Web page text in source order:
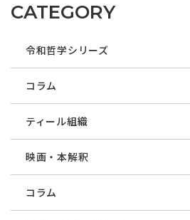
CATEGORY
令和哲学シリーズ
コラム
ティール組織
映画・本解釈
コラム